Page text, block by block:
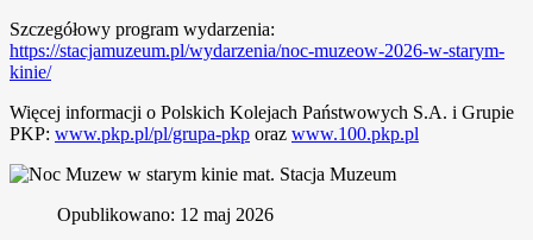
Szczegółowy program wydarzenia:
https://stacjamuzeum.pl/wydarzenia/noc-muzeow-2026-w-starym-
kinie/
Więcej informacji o Polskich Kolejach Państwowych S.A. i Grupie
PKP: www.pkp.pl/pl/grupa-pkp oraz www.100.pkp.pl
Opublikowano: 12 maj 2026